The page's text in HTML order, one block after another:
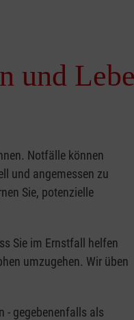
und
Notfälle können
und angemessen zu
Sie, potenzielle
Sie im Ernstfall helfen
umzugehen. Wir üben
- gegebenenfalls als